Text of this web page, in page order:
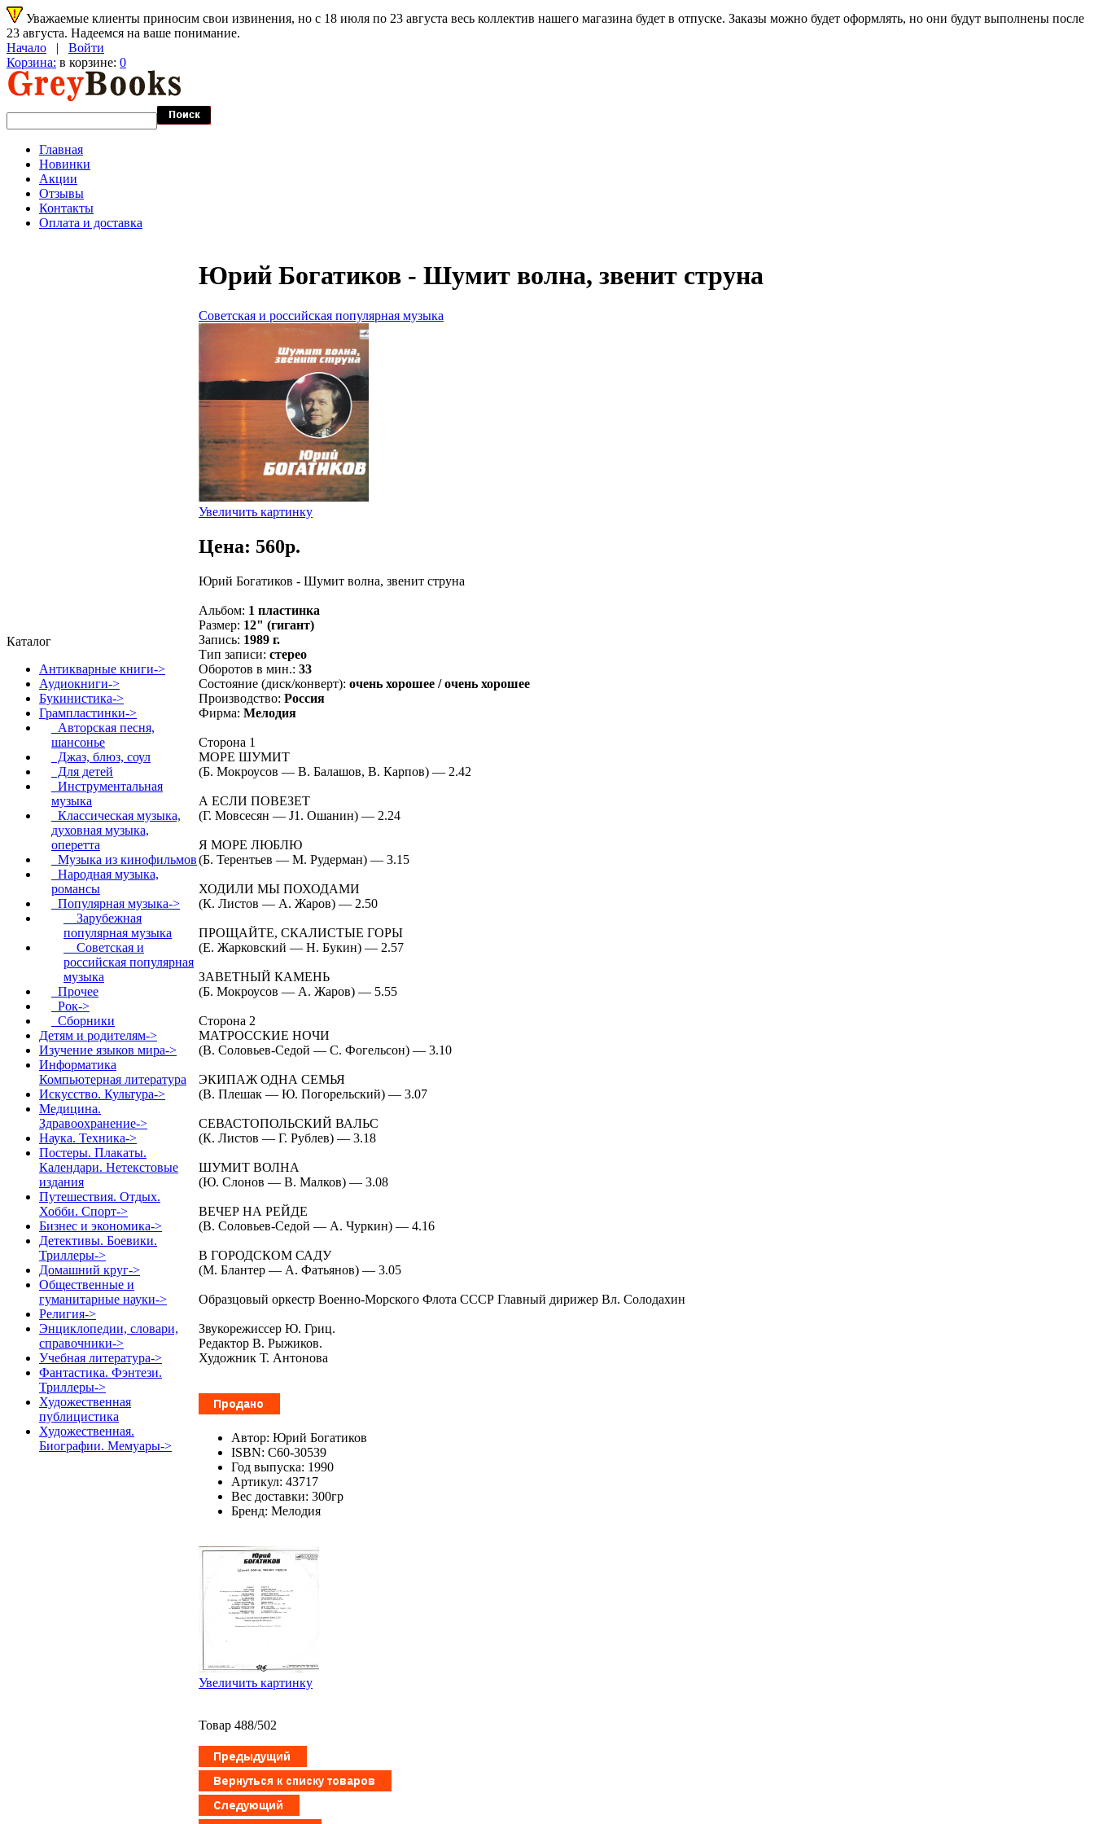
Уважаемые клиенты приносим свои извинения, но с 18 июля по 23 августа весь коллектив нашего магазина будет в отпуске. Заказы можно будет оформлять, но они будут выполнены после
23 августа. Надеемся на ваше понимание.
Начало | Войти
Корзина: в корзине: 0
Главная
Новинки
Акции
Отзывы
Контакты
Оплата и доставка
Каталог
Антикварные книги->
Аудиокниги->
Букинистика->
Грампластинки->
Авторская песня,
шансонье
Джаз, блюз, соул
Для детей
Инструментальная
музыка
Классическая музыка,
духовная музыка,
оперетта
Музыка из кинофильмов
Народная музыка,
романсы
Популярная музыка->
Зарубежная
популярная музыка
Советская и
российская популярная
музыка
Прочее
Рок->
Сборники
Детям и родителям->
Изучение языков мира->
Информатика
Компьютерная литература
Искусство. Культура->
Медицина.
Здравоохранение->
Наука. Техника->
Постеры. Плакаты.
Календари. Нетекстовые
издания
Путешествия. Отдых.
Хобби. Спорт->
Бизнес и экономика->
Детективы. Боевики.
Триллеры->
Домашний круг->
Общественные и
гуманитарные науки->
Религия->
Энциклопедии, словари,
справочники->
Учебная литература->
Фантастика. Фэнтези.
Триллеры->
Художественная
публицистика
Художественная.
Биографии. Мемуары->
Юрий Богатиков - Шумит волна, звенит струна
Советская и российская популярная музыка
Увеличить картинку
Цена: 560p.
Юрий Богатиков - Шумит волна, звенит струна
Альбом: 1 пластинка
Размер: 12" (гигант)
Запись: 1989 г.
Тип записи: стерео
Оборотов в мин.: 33
Состояние (диск/конверт): очень хорошее / очень хорошее
Производство: Россия
Фирма: Мелодия
Сторона 1
МОРЕ ШУМИТ
(Б. Мокроусов — В. Балашов, В. Карпов) — 2.42
А ЕСЛИ ПОВЕЗЕТ
(Г. Мовсесян — J1. Ошанин) — 2.24
Я МОРЕ ЛЮБЛЮ
(Б. Терентьев — М. Рудерман) — 3.15
ХОДИЛИ МЫ ПОХОДАМИ
(К. Листов — А. Жаров) — 2.50
ПРОЩАЙТЕ, СКАЛИСТЫЕ ГОРЫ
(Е. Жарковский — Н. Букин) — 2.57
ЗАВЕТНЫЙ КАМЕНЬ
(Б. Мокроусов — А. Жаров) — 5.55
Сторона 2
МАТРОССКИЕ НОЧИ
(В. Соловьев-Седой — С. Фогельсон) — 3.10
ЭКИПАЖ ОДНА СЕМЬЯ
(В. Плешак — Ю. Погорельский) — 3.07
СЕВАСТОПОЛЬСКИЙ ВАЛЬС
(К. Листов — Г. Рублев) — 3.18
ШУМИТ ВОЛНА
(Ю. Слонов — В. Малков) — 3.08
ВЕЧЕР НА РЕЙДЕ
(В. Соловьев-Седой — А. Чуркин) — 4.16
В ГОРОДСКОМ САДУ
(М. Блантер — А. Фатьянов) — 3.05
Образцовый оркестр Военно-Морского Флота СССР Главный дирижер Вл. Солодахин
Звукорежиссер Ю. Гриц.
Редактор В. Рыжиков.
Художник Т. Антонова
Автор: Юрий Богатиков
ISBN: С60-30539
Год выпуска: 1990
Артикул: 43717
Вес доставки: 300гр
Бренд: Мелодия
Увеличить картинку
Товар 488/502